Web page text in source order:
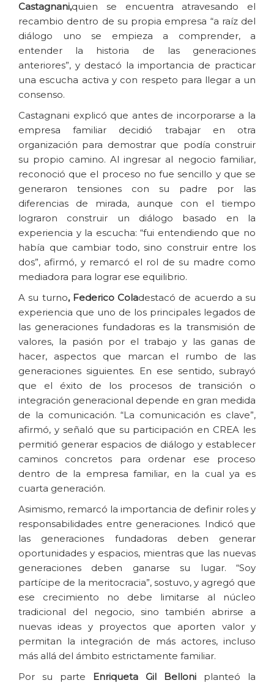
Castagnani,quien se encuentra atravesando el
recambio dentro de su propia empresa “a raíz del
diálogo uno se empieza a comprender, a
entender la historia de las generaciones
anteriores”, y destacó la importancia de practicar
una escucha activa y con respeto para llegar a un
consenso.
Castagnani explicó que antes de incorporarse a la
empresa familiar decidió trabajar en otra
organización para demostrar que podía construir
su propio camino. Al ingresar al negocio familiar,
reconoció que el proceso no fue sencillo y que se
generaron tensiones con su padre por las
diferencias de mirada, aunque con el tiempo
lograron construir un diálogo basado en la
experiencia y la escucha: “fui entendiendo que no
había que cambiar todo, sino construir entre los
dos”, afirmó, y remarcó el rol de su madre como
mediadora para lograr ese equilibrio.
A su turno, Federico Coladestacó de acuerdo a su
experiencia que uno de los principales legados de
las generaciones fundadoras es la transmisión de
valores, la pasión por el trabajo y las ganas de
hacer, aspectos que marcan el rumbo de las
generaciones siguientes. En ese sentido, subrayó
que el éxito de los procesos de transición o
integración generacional depende en gran medida
de la comunicación. “La comunicación es clave”,
afirmó, y señaló que su participación en CREA les
permitió generar espacios de diálogo y establecer
caminos concretos para ordenar ese proceso
dentro de la empresa familiar, en la cual ya es
cuarta generación.
Asimismo, remarcó la importancia de definir roles y
responsabilidades entre generaciones. Indicó que
las generaciones fundadoras deben generar
oportunidades y espacios, mientras que las nuevas
generaciones deben ganarse su lugar. “Soy
partícipe de la meritocracia”, sostuvo, y agregó que
ese crecimiento no debe limitarse al núcleo
tradicional del negocio, sino también abrirse a
nuevas ideas y proyectos que aporten valor y
permitan la integración de más actores, incluso
más allá del ámbito estrictamente familiar.
Por su parte Enriqueta Gil Belloni planteó la